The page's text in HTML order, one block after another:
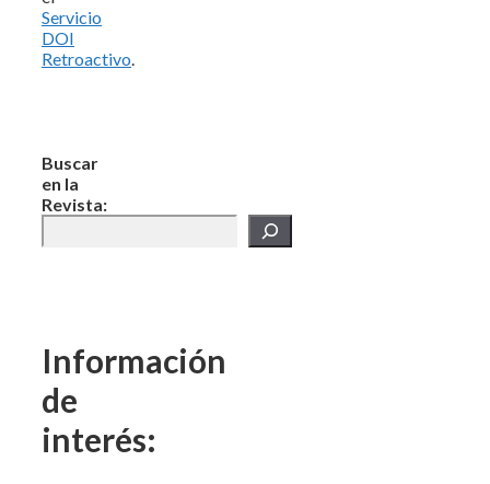
Servicio
DOI
Retroactivo
Buscar
en la
Revista:
Información
de
interés: